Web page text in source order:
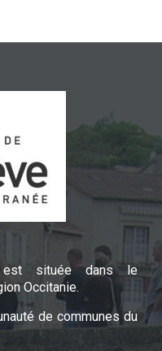
est située dans le
Occitanie.
de communes du